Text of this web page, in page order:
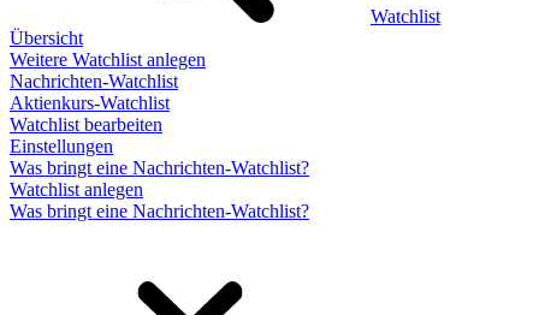
Watchlist
Übersicht
Weitere Watchlist anlegen
Nachrichten-Watchlist
Aktienkurs-Watchlist
Watchlist bearbeiten
Einstellungen
Was bringt eine Nachrichten-Watchlist?
Watchlist anlegen
Was bringt eine Nachrichten-Watchlist?